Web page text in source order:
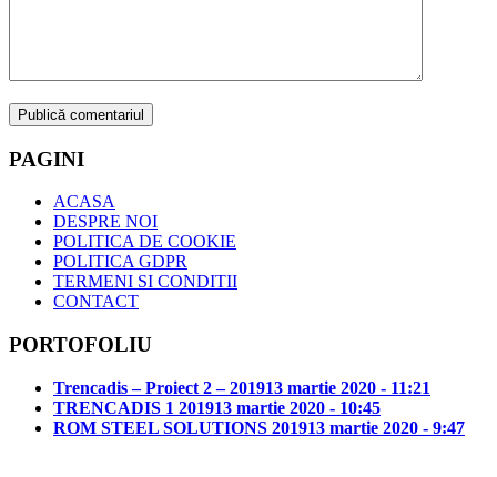
PAGINI
ACASA
DESPRE NOI
POLITICA DE COOKIE
POLITICA GDPR
TERMENI SI CONDITII
CONTACT
PORTOFOLIU
Trencadis – Proiect 2 – 201913 martie 2020 - 11:21
TRENCADIS 1 201913 martie 2020 - 10:45
ROM STEEL SOLUTIONS 201913 martie 2020 - 9:47